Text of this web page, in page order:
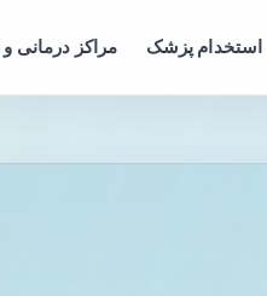
استخدام پزشک مراکز درمانی و